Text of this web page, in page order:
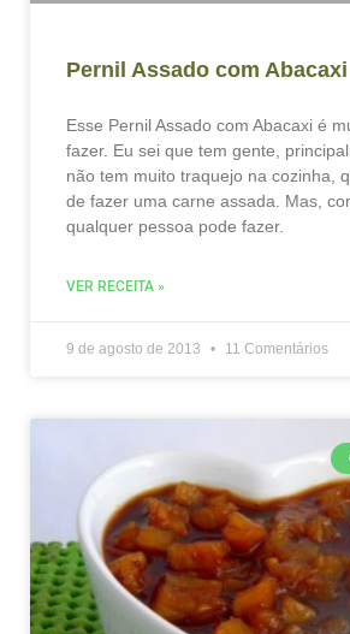
Pernil Assado com Abacaxi
Esse Pernil Assado com Abacaxi é
fazer. Eu sei que tem gente,
não tem muito traquejo na cozinha,
de fazer uma carne assada. Mas,
qualquer pessoa pode fazer.
VER RECEITA »
9 de agosto de 2013 11 Comentários